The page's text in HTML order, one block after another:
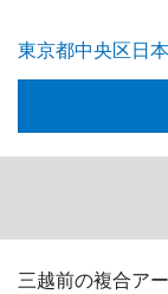
東京都中央区日
三越前の複合ア